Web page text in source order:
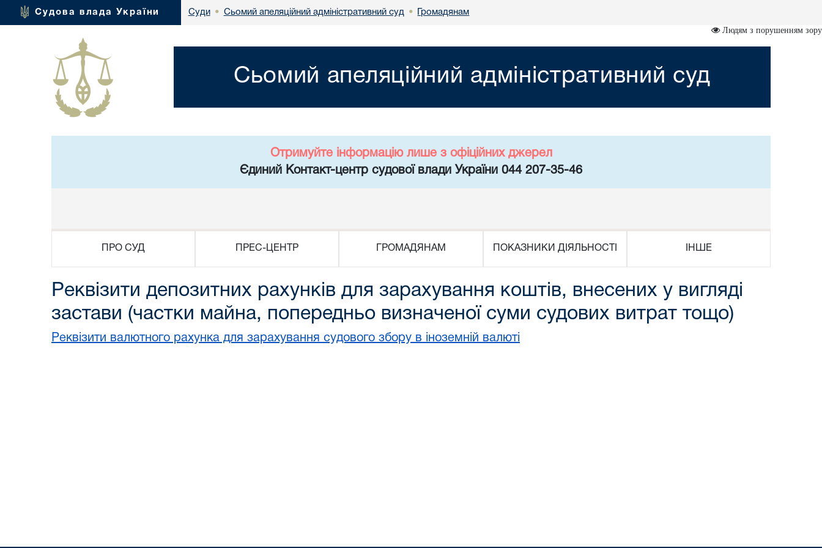
Судова влада України Суди • Сьомий апеляційний адміністративний суд • Громадянам
Людям з порушенням зору
Сьомий апеляційний адміністративний суд
Отримуйте інформацію лише з офіційних джерел
Єдиний Контакт-центр судової влади України 044 207-35-46
ПРО СУД ПРЕС-ЦЕНТР ГРОМАДЯНАМ ПОКАЗНИКИ ДІЯЛЬНОСТІ ІНШЕ
Реквізити депозитних рахунків для зарахування коштів, внесених у вигляді
застави (частки майна, попередньо визначеної суми судових витрат тощо)
Реквізити валютного рахунка для зарахування судового збору в іноземній валюті